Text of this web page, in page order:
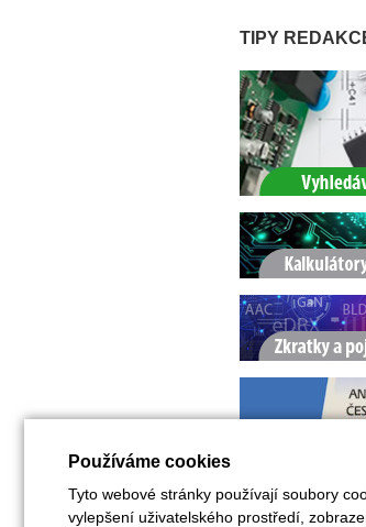
TIPY
Používáme cookies
Tyto webové stránky používají soubory
vylepšení uživatelského prostředí,